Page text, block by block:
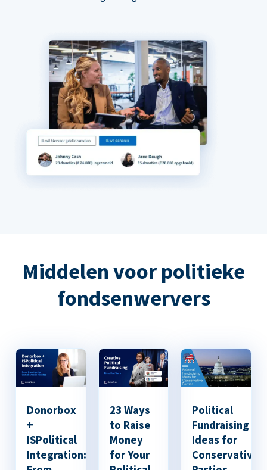
Middelen voor politieke
fondsenwervers
Donorbox
+
ISPolitical
Integration:
23 Ways
to Raise
Money
for Your
Political
Fundraising
Ideas for
Conservative